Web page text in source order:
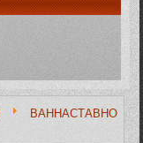
ВАННАСТАВНО